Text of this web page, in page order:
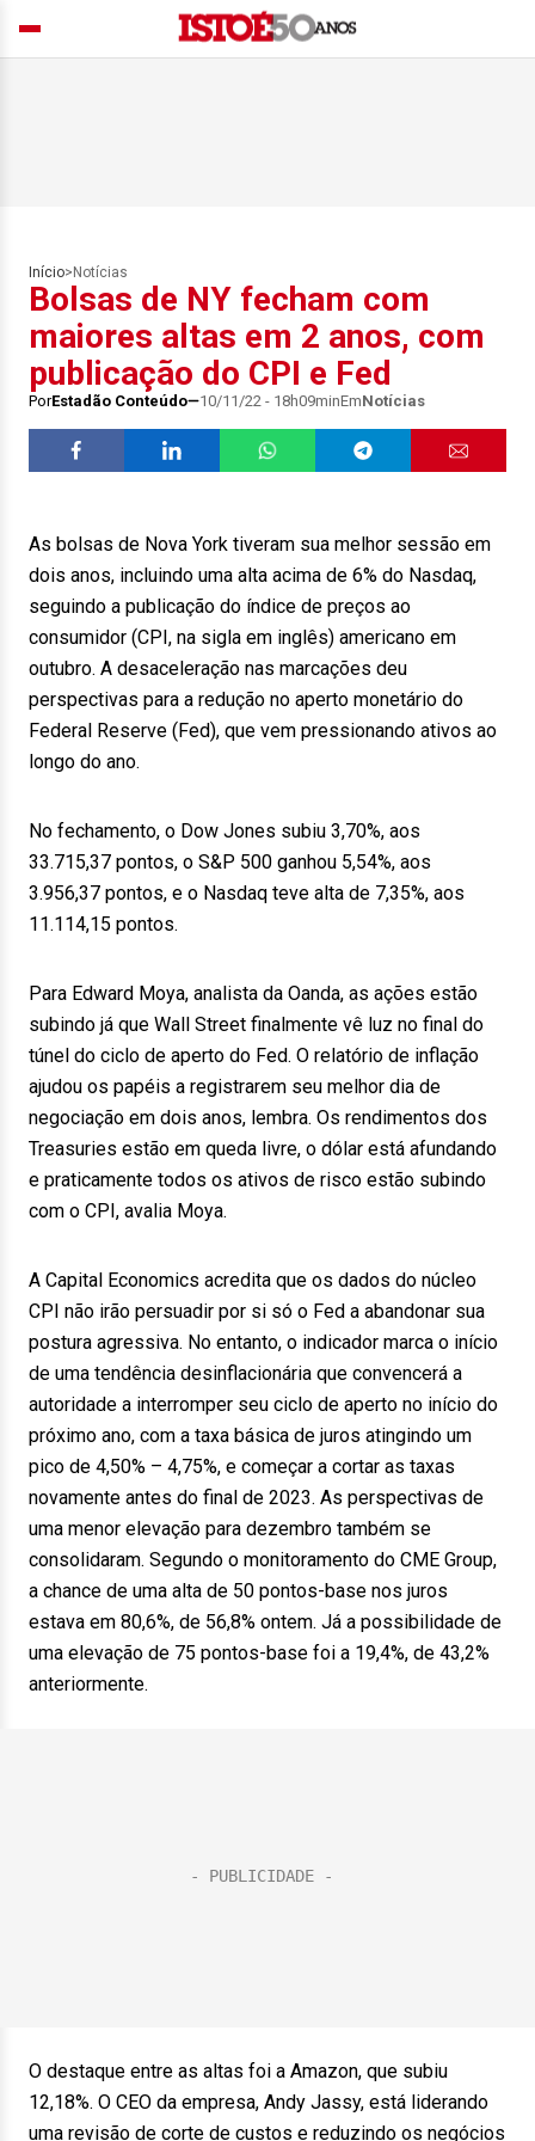
Início> Notícias
Bolsas de NY fecham com
maiores altas em 2 anos, com
publicação do CPI e Fed
PorEstadão Conteúdo 10/11/22 - 18h09minEmNotícias
As bolsas de Nova York tiveram sua melhor sessão em
dois anos, incluindo uma alta acima de 6% do Nasdaq,
seguindo a publicação do índice de preços ao
consumidor (CPI, na sigla em inglês) americano em
outubro. A desaceleração nas marcações deu
perspectivas para a redução no aperto monetário do
Federal Reserve (Fed), que vem pressionando ativos ao
longo do ano.
No fechamento, o Dow Jones subiu 3,70%, aos
33.715,37 pontos, o S&P 500 ganhou 5,54%, aos
3.956,37 pontos, e o Nasdaq teve alta de 7,35%, aos
11.114,15 pontos.
Para Edward Moya, analista da Oanda, as ações estão
subindo já que Wall Street finalmente vê luz no final do
túnel do ciclo de aperto do Fed. O relatório de inflação
ajudou os papéis a registrarem seu melhor dia de
negociação em dois anos, lembra. Os rendimentos dos
Treasuries estão em queda livre, o dólar está afundando
e praticamente todos os ativos de risco estão subindo
com o CPI, avalia Moya.
A Capital Economics acredita que os dados do núcleo
CPI não irão persuadir por si só o Fed a abandonar sua
postura agressiva. No entanto, o indicador marca o início
de uma tendência desinflacionária que convencerá a
autoridade a interromper seu ciclo de aperto no início do
próximo ano, com a taxa básica de juros atingindo um
pico de 4,50% – 4,75%, e começar a cortar as taxas
novamente antes do final de 2023. As perspectivas de
uma menor elevação para dezembro também se
consolidaram. Segundo o monitoramento do CME Group,
a chance de uma alta de 50 pontos-base nos juros
estava em 80,6%, de 56,8% ontem. Já a possibilidade de
uma elevação de 75 pontos-base foi a 19,4%, de 43,2%
anteriormente.
O destaque entre as altas foi a Amazon, que subiu
12,18%. O CEO da empresa, Andy Jassy, está liderando
uma revisão de corte de custos e reduzindo os negócios